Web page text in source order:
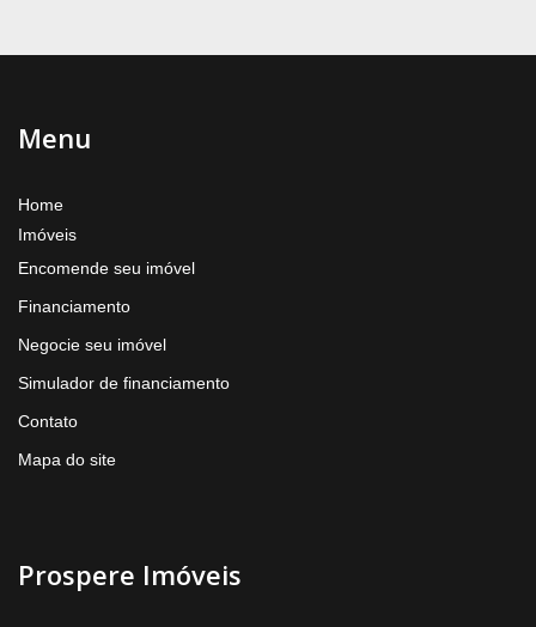
Menu
Home
Imóveis
Encomende seu imóvel
Financiamento
Negocie seu imóvel
Simulador de financiamento
Contato
Mapa do site
Prospere Imóveis